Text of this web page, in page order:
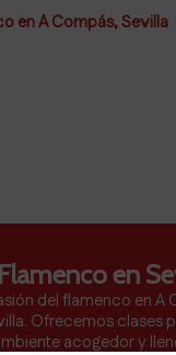
en A Compás, Sevilla
en
del flamenco en A
Ofrecemos clases
acogedor y